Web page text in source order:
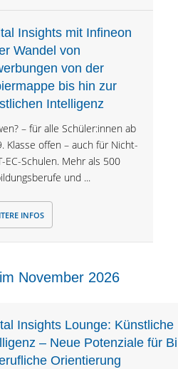
Insights mit Infineon
Wandel von
von der
bis hin zur
Intelligenz
– für alle Schüler:innen ab
Klasse offen – auch für Nicht-
EC-Schulen. Mehr als 500
und ...
INFOS
November 2026
Insights Lounge: Künstliche
– Neue Potenziale für
Orientierung